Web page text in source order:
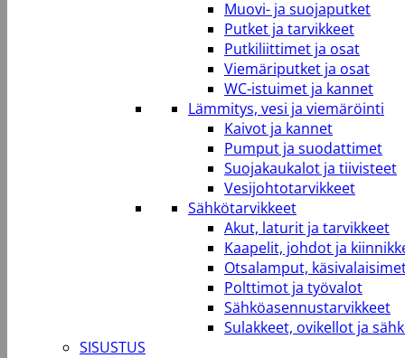
Muovi- ja suojaputket
Putket ja tarvikkeet
Putkiliittimet ja osat
Viemäriputket ja osat
WC-istuimet ja kannet
Lämmitys, vesi ja viemäröinti
Kaivot ja kannet
Pumput ja suodattimet
Suojakaukalot ja tiivisteet
Vesijohtotarvikkeet
Sähkötarvikkeet
Akut, laturit ja tarvikkeet
Kaapelit, johdot ja
Otsalamput,
Polttimot ja työvalot
Sähköasennustarvikkeet
Sulakkeet, ovikellot ja
SISUSTUS